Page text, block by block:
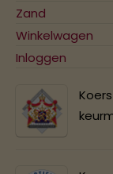
Zand
Winkelwagen
Inloggen